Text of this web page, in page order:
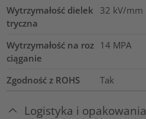
Wytrzymałość dielek
tryczna
32 kV/mm
Wytrzymałość na roz
ciąganie
14 MPA
Zgodność z ROHS Tak
Logistyka i opakowania